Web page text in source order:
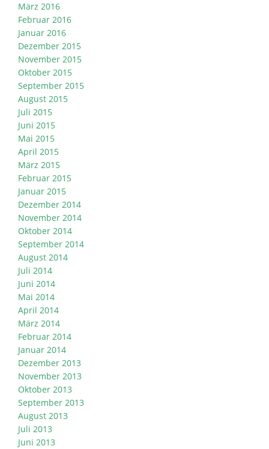
März 2016
Februar 2016
Januar 2016
Dezember 2015
November 2015
Oktober 2015
September 2015
August 2015
Juli 2015
Juni 2015
Mai 2015
April 2015
März 2015
Februar 2015
Januar 2015
Dezember 2014
November 2014
Oktober 2014
September 2014
August 2014
Juli 2014
Juni 2014
Mai 2014
April 2014
März 2014
Februar 2014
Januar 2014
Dezember 2013
November 2013
Oktober 2013
September 2013
August 2013
Juli 2013
Juni 2013